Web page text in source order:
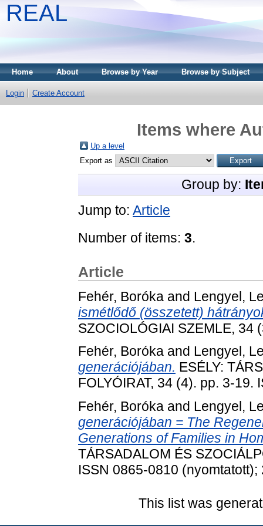
REAL
Home About Browse by Year Browse by Subject
Login Create Account
Items where
Up a level
Export as
Group by:
Jump to: Article
Number of items: 3.
Article
Fehér, Boróka and Lengyel,
ismétlődő (összetett)
SZOCIOLÓGIAI SZEMLE, 34
Fehér, Boróka and Lengyel,
generációjában. ESÉLY:
FOLYÓIRAT, 34 (4). pp. 3-19.
Fehér, Boróka and Lengyel,
generációjában = The
Generations of Families in
TÁRSADALOM ÉS
ISSN 0865-0810
This list was